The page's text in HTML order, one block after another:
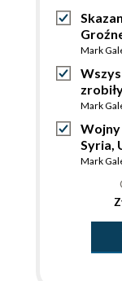
Mark
Mark
Wojny
Syria,
Mark